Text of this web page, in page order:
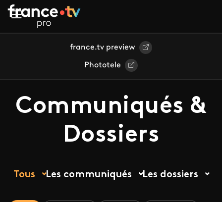
Aller au contenu principal
france.tv preview
Phototele
Communiqués &
Dossiers
Tous Les communiqués Les dossiers